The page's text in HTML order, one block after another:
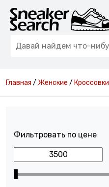
Главная / Женские / Кроссовки
Фильтровать по цене